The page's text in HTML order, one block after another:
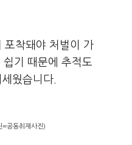
포착돼야 처벌이 가
기 때문에 추적도
웠습니다.
=공동취재사진)